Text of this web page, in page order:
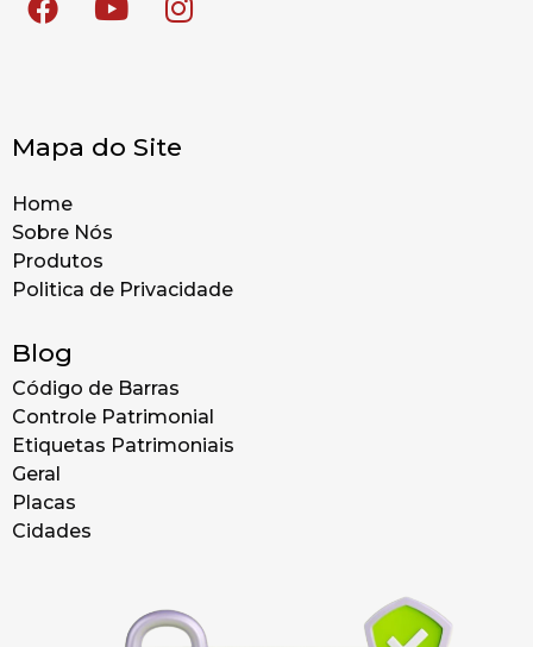
Mapa do Site
Home
Sobre Nós
Produtos
Politica de Privacidade
Blog
Código de Barras
Controle Patrimonial
Etiquetas Patrimoniais
Geral
Placas
Cidades